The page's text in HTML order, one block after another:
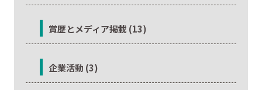
賞歴とメディア掲載 (13)
企業活動 (3)